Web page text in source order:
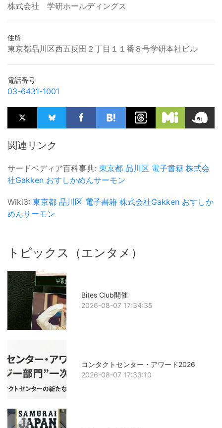
株式会社 学研ホールディングス
住所
東京都品川区西五反田２丁目１１番８号学研本社ビル
電話番号
03-6431-1001
関連リンク
サードペディア百科事典: 東京都 品川区 電子書籍 株式会
社Gakken おすしかめんサーモン
Wiki3: 東京都 品川区 電子書籍 株式会社Gakken おすしか
めんサーモン
トピックス（エンタメ）
Bites Club開催
2026-08-07 17:34:35
コンタクトセンター・アワード2026
2026-08-07 17:33:10